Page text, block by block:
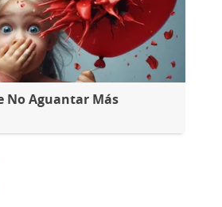
No Aguantar Más